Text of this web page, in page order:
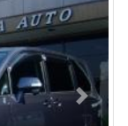
Next